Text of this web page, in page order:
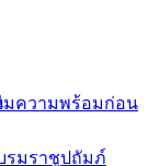
มความพร้อมก่อน
รมราชูปถัมภ์